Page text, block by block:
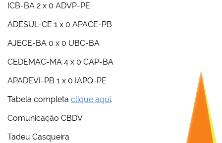
ICB-BA 2 x 0 ADVP-PE
ADESUL-CE 1 x 0 APACE-PB
AJECE-BA 0 x 0 UBC-BA
CEDEMAC-MA 4 x 0 CAP-BA
APADEVI-PB 1 x 0 IAPQ-PE
Tabela completa clique aqui.
Comunicação CBDV
Tadeu Casqueira